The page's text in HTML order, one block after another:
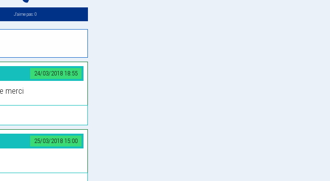
J’aime pas: 0
24/03/2018 18:55
merci
25/03/2018 15:00